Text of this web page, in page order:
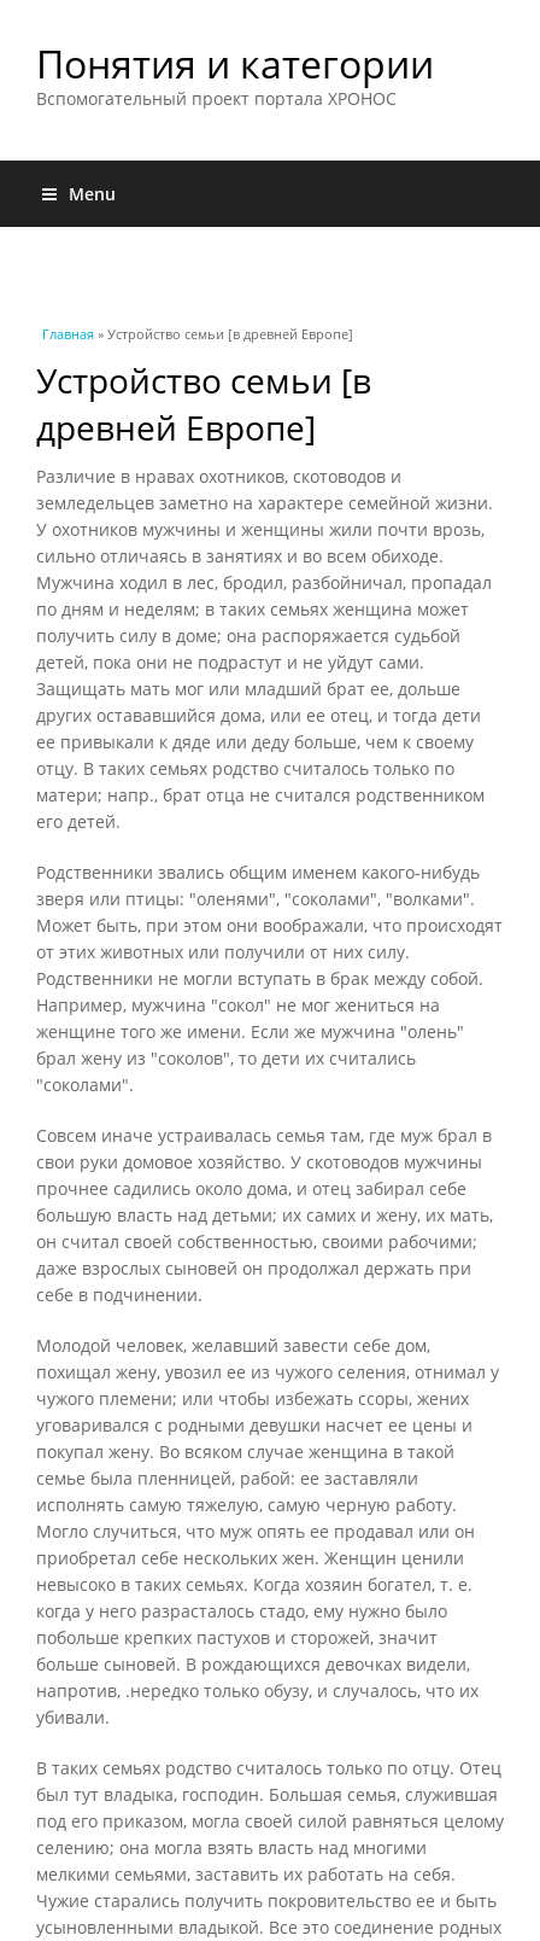
Понятия и категории
Вспомогательный проект портала ХРОНОС
Menu
Вы здесь
Главная » Устройство семьи [в древней Европе]
Устройство семьи [в
древней Европе]
Различие в нравах охотников, скотоводов и
земледельцев заметно на характере семейной жизни.
У охотников мужчины и женщины жили почти врозь,
сильно отличаясь в занятиях и во всем обиходе.
Мужчина ходил в лес, бродил, разбойничал, пропадал
по дням и неделям; в таких семьях женщина может
получить силу в доме; она распоряжается судьбой
детей, пока они не подрастут и не уйдут сами.
Защищать мать мог или младший брат ее, дольше
других остававшийся дома, или ее отец, и тогда дети
ее привыкали к дяде или деду больше, чем к своему
отцу. В таких семьях родство считалось только по
матери; напр., брат отца не считался родственником
его детей.
Родственники звались общим именем какого-нибудь
зверя или птицы: "оленями", "соколами", "волками".
Может быть, при этом они воображали, что происходят
от этих животных или получили от них силу.
Родственники не могли вступать в брак между собой.
Например, мужчина "сокол" не мог жениться на
женщине того же имени. Если же мужчина "олень"
брал жену из "соколов", то дети их считались
"соколами".
Совсем иначе устраивалась семья там, где муж брал в
свои руки домовое хозяйство. У скотоводов мужчины
прочнее садились около дома, и отец забирал себе
большую власть над детьми; их самих и жену, их мать,
он считал своей собственностью, своими рабочими;
даже взрослых сыновей он продолжал держать при
себе в подчинении.
Молодой человек, желавший завести себе дом,
похищал жену, увозил ее из чужого селения, отнимал у
чужого племени; или чтобы избежать ссоры, жених
уговаривался с родными девушки насчет ее цены и
покупал жену. Во всяком случае женщина в такой
семье была пленницей, рабой: ее заставляли
исполнять самую тяжелую, самую черную работу.
Могло случиться, что муж опять ее продавал или он
приобретал себе нескольких жен. Женщин ценили
невысоко в таких семьях. Когда хозяин богател, т. е.
когда у него разрасталось стадо, ему нужно было
побольше крепких пастухов и сторожей, значит
больше сыновей. В рождающихся девочках видели,
напротив, .нередко только обузу, и случалось, что их
убивали.
В таких семьях родство считалось только по отцу. Отец
был тут владыка, господин. Большая семья, служившая
под его приказом, могла своей силой равняться целому
селению; она могла взять власть над многими
мелкими семьями, заставить их работать на себя.
Чужие старались получить покровительство ее и быть
усыновленными владыкой. Все это соединение родных